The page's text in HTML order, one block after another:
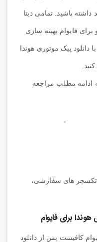
باشید. تمامی دیتا
فایوام بهینه سازی
پیک موتوری هوندا
ادامه مطلب مراجعه
تکسچر های سفارشی،
برای فایوام
کافیست پس از دانلود